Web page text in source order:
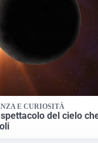
E CURIOSITÀ
del cielo